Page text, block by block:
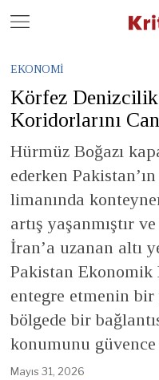
EKONOMI
Körfez
Koridorlarını
Hürmüz Boğazı
ederken
limanında
artış yaşanmıştır
İran’a uzanan altı
Pakistan
entegre etmenin
bölgede bir
konumunu
Mayıs 31, 2026